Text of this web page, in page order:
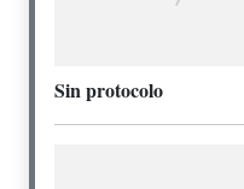
Sin protocolo